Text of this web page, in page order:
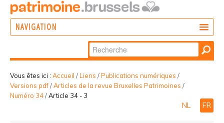
NAVIGATION
PARTICIPER
Chercher par
Recherche
avancée…
Vous êtes ici : Accueil /Liens /Publications numériques /
Versions pdf/Articles de la revue Bruxelles Patrimoines /
Numéro 34/Article 34 - 3
NL FR